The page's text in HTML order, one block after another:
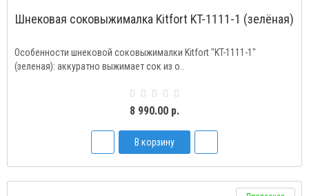
Шнековая соковыжималка Kitfort KT-1111-1 (зелёная)
Особенности шнековой соковыжималки Kitfort "KT-1111-1"
(зеленая): аккуратно выжимает сок из о..
8 990.00 р.
В корзину